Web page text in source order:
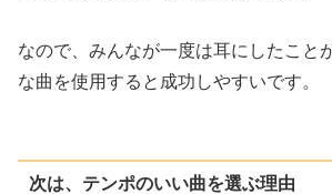
なので、みんなが一度は耳にしたこと
な曲を使用すると成功しやすいです。
次は、テンポのいい曲を選ぶ理由